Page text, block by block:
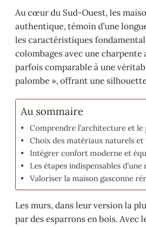
Au cœur du Sud-Ouest, les
authentique, témoin d’une
les caractéristiques
colombages avec une
parfois comparable à une
palombe », offrant une
Au sommaire
Comprendre l’architecture et
Choix des matériaux naturels
Intégrer confort moderne et
Les étapes indispensables
Valoriser la maison gasconne
Les murs, dans leur version la
par des esparrons en bois.